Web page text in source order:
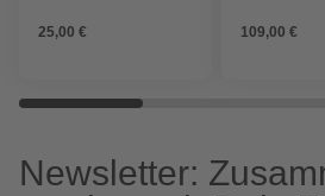
25,00 € 109,00 €
Newsletter: